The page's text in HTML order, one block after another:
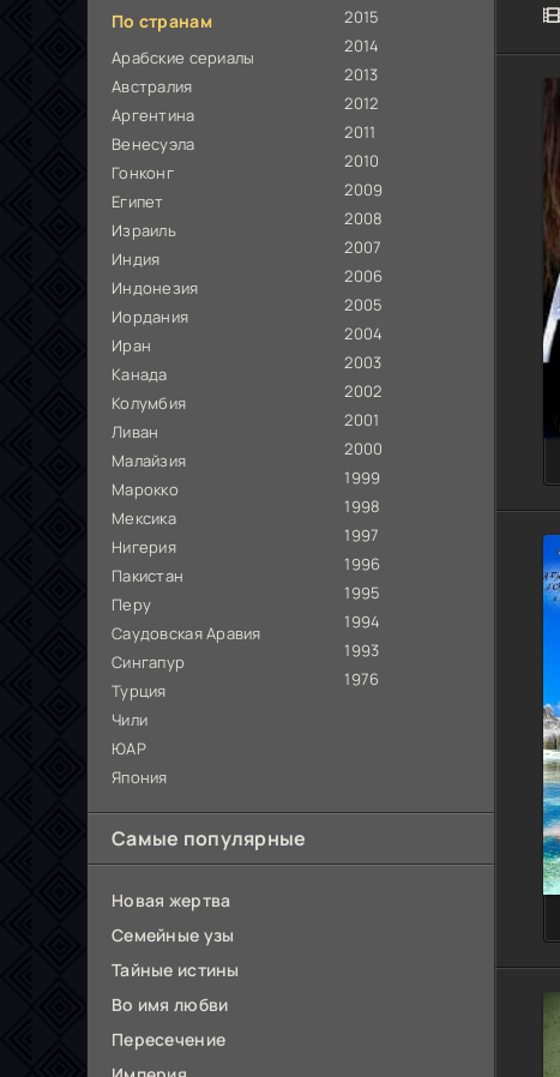
По странам
Арабские сериалы
Австралия
Аргентина
Венесуэла
Гонконг
Египет
Израиль
Индия
Индонезия
Иордания
Иран
Канада
Колумбия
Ливан
Малайзия
Марокко
Мексика
Нигерия
Пакистан
Перу
Саудовская Аравия
Сингапур
Турция
Чили
ЮАР
Япония
2015
2014
2013
2012
2011
2010
2009
2008
2007
2006
2005
2004
2003
2002
2001
2000
1999
1998
1997
1996
1995
1994
1993
1976
Самые популярные
Новая жертва
Семейные узы
Тайные истины
Во имя любви
Пересечение